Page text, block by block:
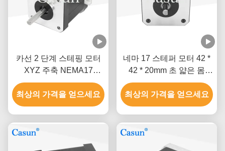
카선 2 단계 스테핑 모터
XYZ 주축 NEMA17
0.52Nm
최상의 가격을 얻으세요
네마 17 스테퍼 모터 42 *
42 * 20mm 초 얇은 몸
1.0A 130mN.m 의료 장비
최상의 가격을 얻으세요